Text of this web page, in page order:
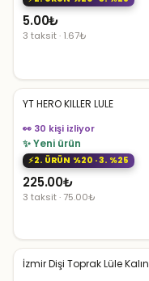
5.00₺
3 taksit · 1.67₺
YT HERO KILLER LULE
👀 30 kişi izliyor
✨ Yeni ürün
2. ÜRÜN %20 · 3. %25
225.00₺
3 taksit · 75.00₺
İzmir Dişi Toprak Lüle Kalın